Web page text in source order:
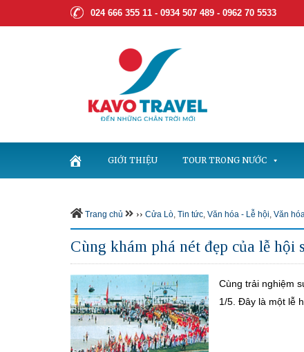
024 666 355 11 - 0934 507 489 - 0962 70 5533
GIỚI THIỆU TOUR TRONG NƯỚC
Trang chủ ›› Cửa Lò, Tin tức, Văn hóa - Lễ hội, Văn
Cùng khám phá nét đẹp của lễ hội
Cùng trải nghiệm
1/5. Đây là một lễ